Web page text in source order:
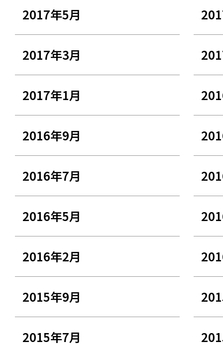
2017年5月
2017年3月
2017年1月
2016年9月
2016年7月
2016年5月
2016年2月
2015年9月
2015年7月